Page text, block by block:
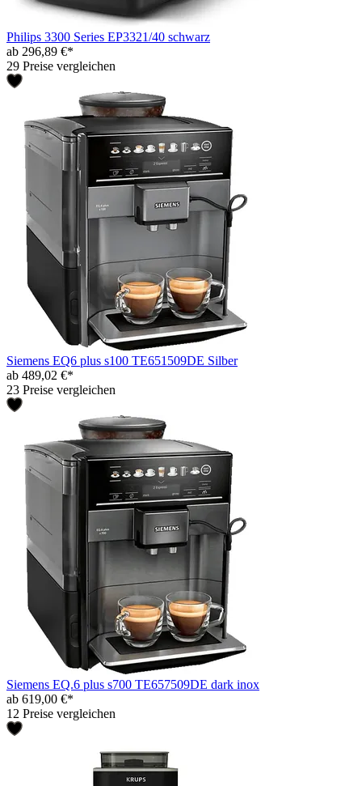
Philips 3300 Series EP3321/40 schwarz
ab 296,89 €*
29 Preise vergleichen
Siemens EQ6 plus s100 TE651509DE Silber
ab 489,02 €*
23 Preise vergleichen
Siemens EQ.6 plus s700 TE657509DE dark inox
ab 619,00 €*
12 Preise vergleichen